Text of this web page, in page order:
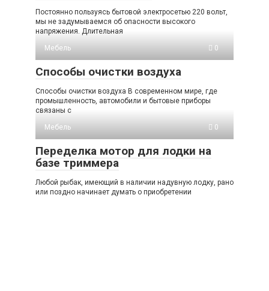
Постоянно пользуясь бытовой электросетью 220 вольт,
мы не задумываемся об опасности высокого
напряжения. Длительная
Мебель
0
Способы очистки воздуха
Способы очистки воздуха В современном мире, где
промышленность, автомобили и бытовые приборы
связаны с
Мебель
0
Переделка мотор для лодки на
базе триммера
Любой рыбак, имеющий в наличии надувную лодку, рано
или поздно начинает думать о приобретении